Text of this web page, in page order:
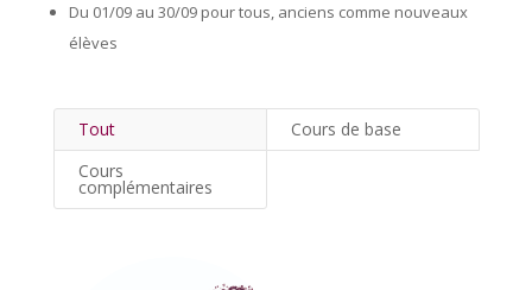
Du 01/09 au 30/09 pour tous, anciens comme nouveaux
élèves
Tout
Cours de base
Cours
complémentaires